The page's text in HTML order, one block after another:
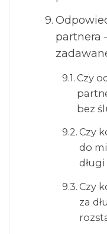
partnera
Czy
bez
Czy
do
Czy
za